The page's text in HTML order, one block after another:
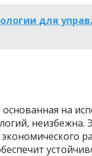
для
на
неизбежна.